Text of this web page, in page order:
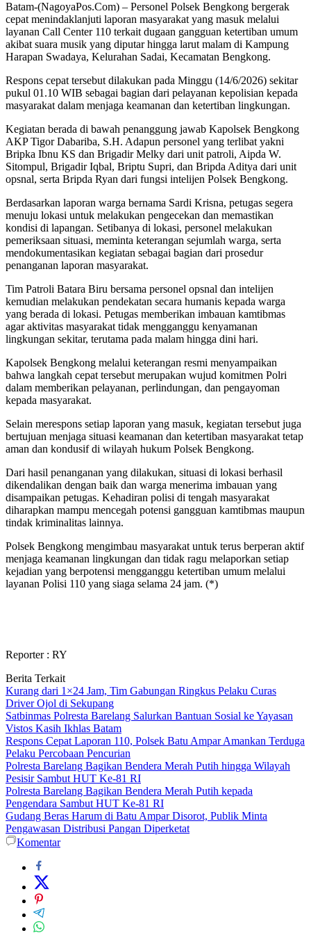
Batam-(NagoyaPos.Com) – Personel Polsek Bengkong bergerak
cepat menindaklanjuti laporan masyarakat yang masuk melalui
layanan Call Center 110 terkait dugaan gangguan ketertiban umum
akibat suara musik yang diputar hingga larut malam di Kampung
Harapan Swadaya, Kelurahan Sadai, Kecamatan Bengkong.
Respons cepat tersebut dilakukan pada Minggu (14/6/2026) sekitar
pukul 01.10 WIB sebagai bagian dari pelayanan kepolisian kepada
masyarakat dalam menjaga keamanan dan ketertiban lingkungan.
Kegiatan berada di bawah penanggung jawab Kapolsek Bengkong
AKP Tigor Dabariba, S.H. Adapun personel yang terlibat yakni
Bripka Ibnu KS dan Brigadir Melky dari unit patroli, Aipda W.
Sitompul, Brigadir Iqbal, Briptu Supri, dan Bripda Aditya dari unit
opsnal, serta Bripda Ryan dari fungsi intelijen Polsek Bengkong.
Berdasarkan laporan warga bernama Sardi Krisna, petugas segera
menuju lokasi untuk melakukan pengecekan dan memastikan
kondisi di lapangan. Setibanya di lokasi, personel melakukan
pemeriksaan situasi, meminta keterangan sejumlah warga, serta
mendokumentasikan kegiatan sebagai bagian dari prosedur
penanganan laporan masyarakat.
Tim Patroli Batara Biru bersama personel opsnal dan intelijen
kemudian melakukan pendekatan secara humanis kepada warga
yang berada di lokasi. Petugas memberikan imbauan kamtibmas
agar aktivitas masyarakat tidak mengganggu kenyamanan
lingkungan sekitar, terutama pada malam hingga dini hari.
Kapolsek Bengkong melalui keterangan resmi menyampaikan
bahwa langkah cepat tersebut merupakan wujud komitmen Polri
dalam memberikan pelayanan, perlindungan, dan pengayoman
kepada masyarakat.
Selain merespons setiap laporan yang masuk, kegiatan tersebut juga
bertujuan menjaga situasi keamanan dan ketertiban masyarakat tetap
aman dan kondusif di wilayah hukum Polsek Bengkong.
Dari hasil penanganan yang dilakukan, situasi di lokasi berhasil
dikendalikan dengan baik dan warga menerima imbauan yang
disampaikan petugas. Kehadiran polisi di tengah masyarakat
diharapkan mampu mencegah potensi gangguan kamtibmas maupun
tindak kriminalitas lainnya.
Polsek Bengkong mengimbau masyarakat untuk terus berperan aktif
menjaga keamanan lingkungan dan tidak ragu melaporkan setiap
kejadian yang berpotensi mengganggu ketertiban umum melalui
layanan Polisi 110 yang siaga selama 24 jam. (*)
Reporter : RY
Berita Terkait
Kurang dari 1×24 Jam, Tim Gabungan Ringkus Pelaku Curas
Driver Ojol di Sekupang
Satbinmas Polresta Barelang Salurkan Bantuan Sosial ke Yayasan
Vistos Kasih Ikhlas Batam
Respons Cepat Laporan 110, Polsek Batu Ampar Amankan Terduga
Pelaku Percobaan Pencurian
Polresta Barelang Bagikan Bendera Merah Putih hingga Wilayah
Pesisir Sambut HUT Ke-81 RI
Polresta Barelang Bagikan Bendera Merah Putih kepada
Pengendara Sambut HUT Ke-81 RI
Gudang Beras Harum di Batu Ampar Disorot, Publik Minta
Pengawasan Distribusi Pangan Diperketat
Komentar